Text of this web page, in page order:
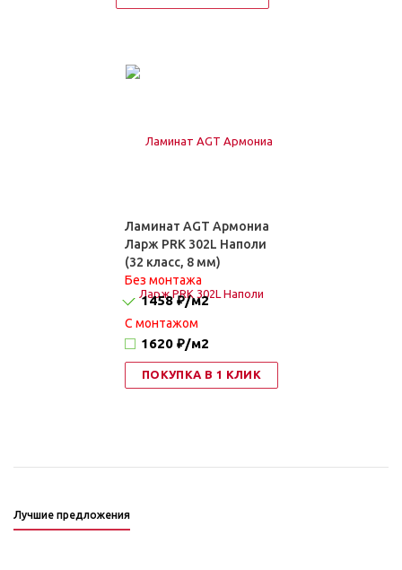
Ламинат AGT Армониа
Ларж PRK 302L Наполи
(32 класс, 8 мм)
Без монтажа
1458 ₽/м2
C монтажом
1620 ₽/м2
ПОКУПКА В 1 КЛИК
Лучшие предложения